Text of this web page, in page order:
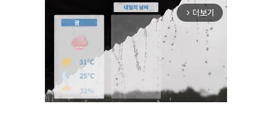
arrow_forward_ios 더보기